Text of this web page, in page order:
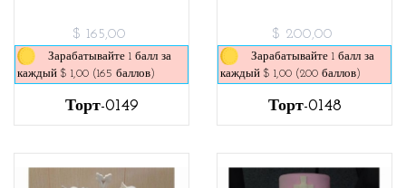
$ 165,00
Зарабатывайте 1 балл за
каждый $ 1,00 (165 баллов)
Торт-0149
$ 200,00
Зарабатывайте 1 балл за
каждый $ 1,00 (200 баллов)
Торт-0148